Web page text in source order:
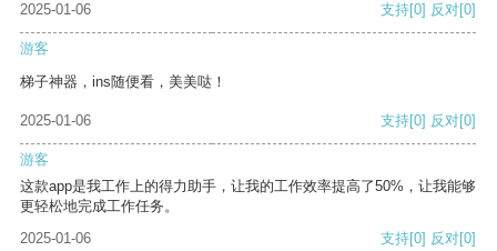
2025-01-06 支持[0] 反对[0]
游客
梯子神器，ins随便看，美美哒！
2025-01-06 支持[0] 反对[0]
游客
这款app是我工作上的得力助手，让我的工作效率提高了50%，让我能够
更轻松地完成工作任务。
2025-01-06
支持[0] 反对[0]